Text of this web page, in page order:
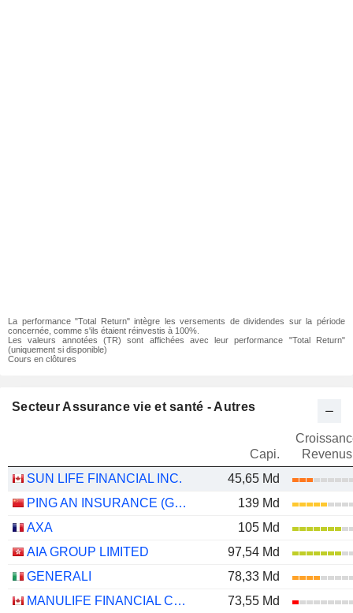
La performance "Total Return" intègre les versements de dividendes sur la période
concernée, comme s'ils étaient réinvestis à 100%.
Les valeurs annotées (TR) sont affichées avec leur performance "Total Return"
(uniquement si disponible)
Cours en clôtures
Secteur Assurance vie et santé - Autres
Capi.
Revenus
SUN LIFE FINANCIAL INC.
45,65 Md
PING AN INSURANCE (GROUP) COMPANY OF CHINA, LTD.
139 Md
AXA
105 Md
AIA GROUP LIMITED
97,54 Md
GENERALI
78,33 Md
MANULIFE FINANCIAL CORPORATION
73,55 Md